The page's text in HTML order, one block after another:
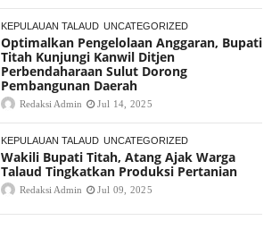
KEPULAUAN TALAUD UNCATEGORIZED
Optimalkan Pengelolaan Anggaran, Bupati
Titah Kunjungi Kanwil Ditjen
Perbendaharaan Sulut Dorong
Pembangunan Daerah
Redaksi Admin Jul 14, 2025
KEPULAUAN TALAUD UNCATEGORIZED
Wakili Bupati Titah, Atang Ajak Warga
Talaud Tingkatkan Produksi Pertanian
Redaksi Admin Jul 09, 2025